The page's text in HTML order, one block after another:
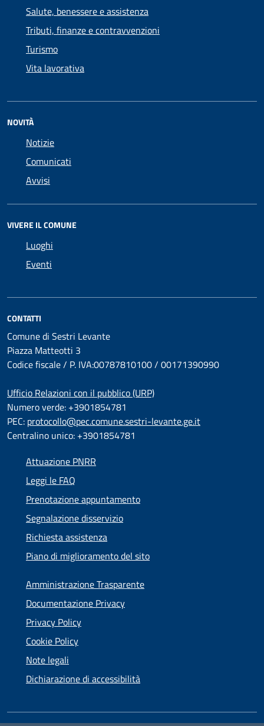
Salute, benessere e assistenza
Tributi, finanze e contravvenzioni
Turismo
Vita lavorativa
NOVITÀ
Notizie
Comunicati
Avvisi
VIVERE IL COMUNE
Luoghi
Eventi
CONTATTI
Comune di Sestri Levante
Piazza Matteotti 3
Codice fiscale / P. IVA:00787810100 / 00171390990
Ufficio Relazioni con il pubblico (URP)
Numero verde: +3901854781
PEC: protocollo@pec.comune.sestri-levante.ge.it
Centralino unico: +3901854781
Attuazione PNRR
Leggi le FAQ
Prenotazione appuntamento
Segnalazione disservizio
Richiesta assistenza
Piano di miglioramento del sito
Amministrazione Trasparente
Documentazione Privacy
Privacy Policy
Cookie Policy
Note legali
Dichiarazione di accessibilità